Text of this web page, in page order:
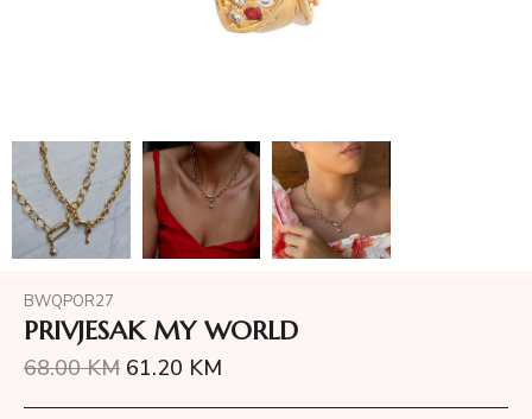
BWQPOR27
PRIVJESAK MY WORLD
68.00KM 61.20 KM